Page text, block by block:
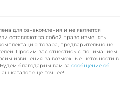
для ознакомления и не является
оставляют за собой право изменять
товара, предварительно не
Просим вас отнестись с пониманием
извинения за возможные неточности в
благодарны вам за сообщение об
каталог еще точнее!